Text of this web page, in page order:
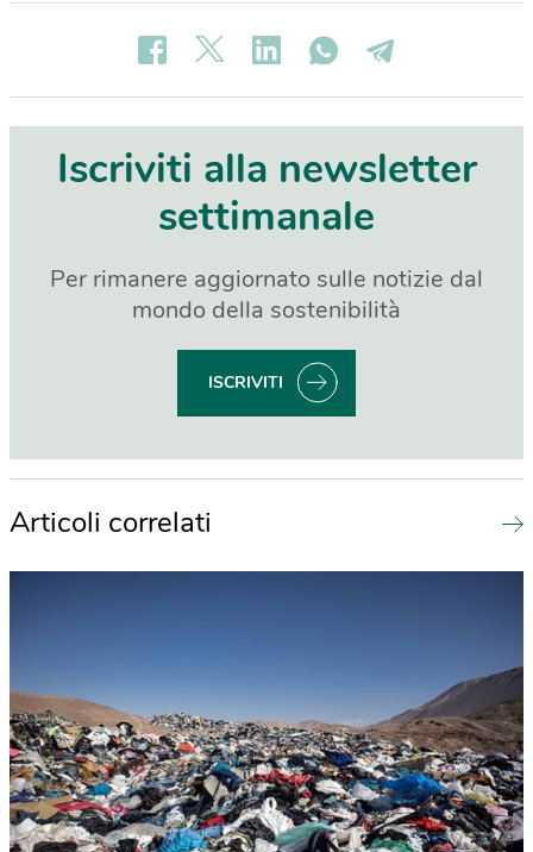
Iscriviti alla newsletter
settimanale
Per rimanere aggiornato sulle notizie dal
mondo della sostenibilità
ISCRIVITI
Articoli correlati